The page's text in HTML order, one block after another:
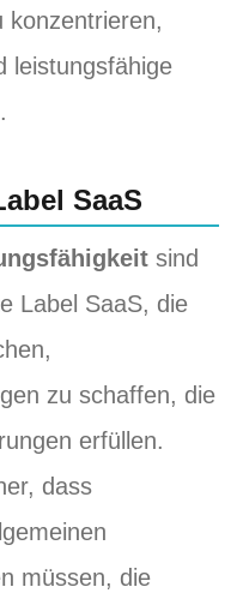
konzentrieren,
leistungsfähige
SaaS
sind
Label SaaS, die
zu schaffen, die
erfüllen.
dass
müssen, die